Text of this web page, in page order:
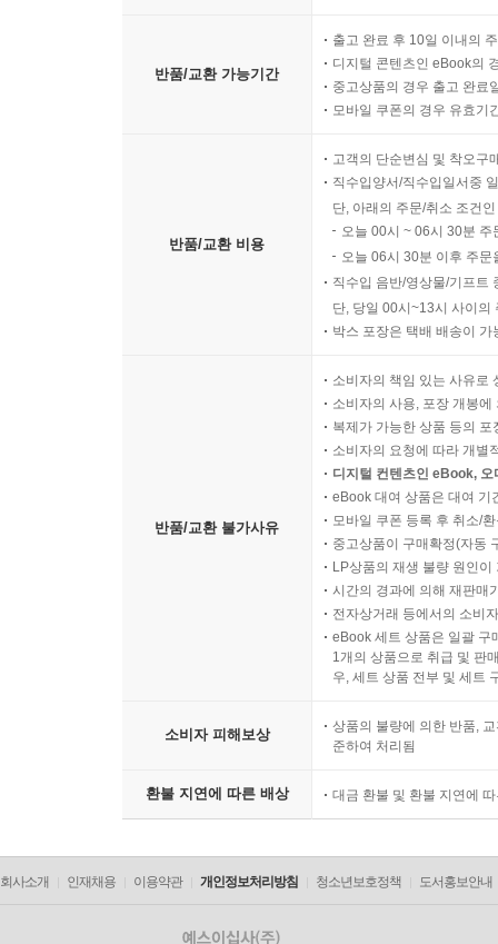
반품/교환 가능기간
출고 완료 후 10일 이내의
디지털 콘텐츠인 eBook의
중고상품의 경우 출고 완료
모바일 쿠폰의 경우 유효기
반품/교환 비용
고객의 단순변심 및 착오구
직수입양서/직수입일서중
단, 아래의 주문/취소 조건
오늘 00시 ~ 06시 30분
오늘 06시 30분 이후 주
직수입 음반/영상물/기프트
단, 당일 00시~13시 사이의
박스 포장은 택배 배송이
반품/교환 불가사유
소비자의 책임 있는 사유로
소비자의 사용, 포장 개봉
복제가 가능한 상품 등의
소비자의 요청에 따라 개별
디지털 컨텐츠인 eBook,
eBook 대여 상품은 대여 기
모바일 쿠폰 등록 후 취소/
중고상품이 구매확정(자동
LP상품의 재생 불량 원인
시간의 경과에 의해 재판매
전자상거래 등에서의 소비
eBook 세트 상품은 일괄 구
1개의 상품으로 취급 및 판
우, 세트 상품 전부 및 세트
소비자 피해보상
상품의 불량에 의한 반품,
준하여 처리됨
환불 지연에 따른 배상 대금 환불 및 환불 지연에
회사소개 인재채용 이용약관 개인정보처리방침 청소년보호정책 도서홍보안내